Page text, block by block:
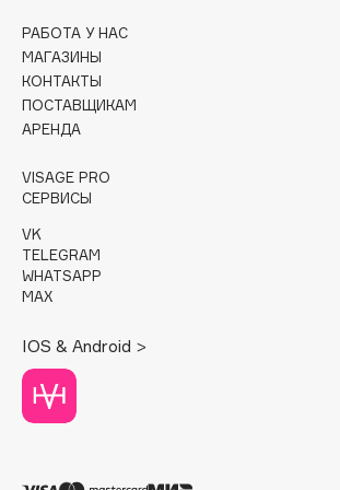
Cadence
Carbon Theory
Carmex
Catrice
Cettua
Chupa Chups
Clarins
Clarins Precious
Clinique
РАБОТА У НАС
МАГАЗИНЫ
КОНТАКТЫ
ПОСТАВЩИКАМ
АРЕНДА
VISAGE PRO
СЕРВИСЫ
VK
TELEGRAM
WHATSAPP
MAX
IOS & Android >